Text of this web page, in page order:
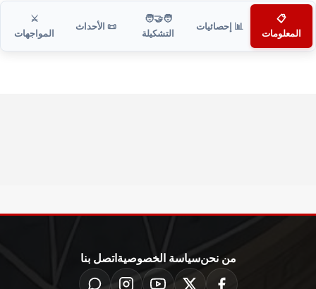
📋
المعلومات
📊 إحصائيات
🧑‍🤝‍🧑
التشكيلة
📜 الأحداث
⚔️
المواجهات
من نحنسياسة الخصوصية اتصل بنا